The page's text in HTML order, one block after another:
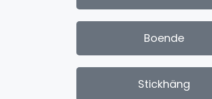
Boende
Stickhäng